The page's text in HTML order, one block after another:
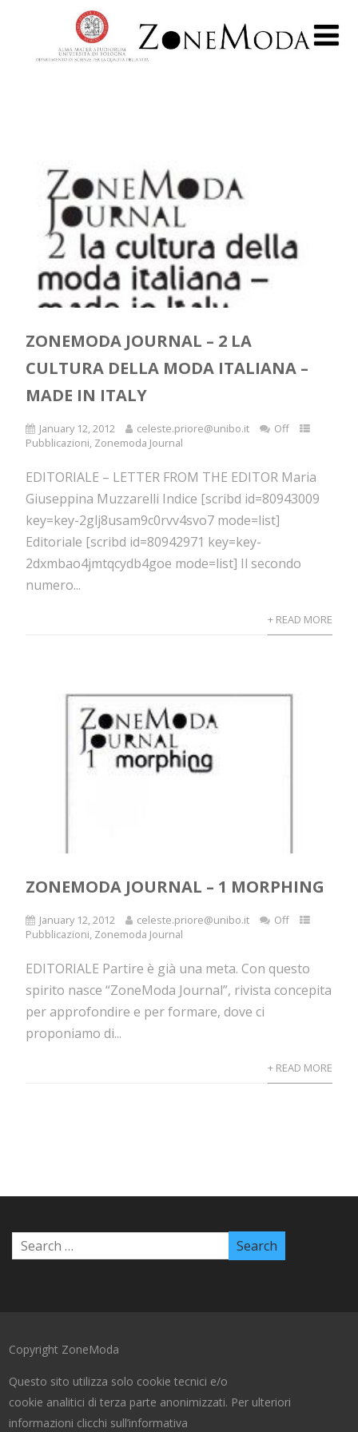
ZONEMODA JOURNAL – 2 LA
CULTURA DELLA MODA ITALIANA –
MADE IN ITALY
January 12, 2012 celeste.priore@unibo.it
Off
Pubblicazioni, Zonemoda Journal
EDITORIALE – LETTER FROM THE EDITOR Maria
Giuseppina Muzzarelli Indice [scribd id=80943009
key=key-2glj8usam9c0rvv4svo7 mode=list]
Editoriale [scribd id=80942971 key=key-
2dxmbao4jmtqcydb4goe mode=list] Il secondo
numero...
+ READ MORE
ZONEMODA JOURNAL – 1 MORPHING
January 12, 2012 celeste.priore@unibo.it
Off
Pubblicazioni, Zonemoda Journal
EDITORIALE Partire è già una meta. Con questo
spirito nasce “ZoneModa Journal”, rivista concepita
per approfondire e per formare, dove ci
proponiamo di...
+ READ MORE
Copyright ZoneModa
Questo sito utilizza solo cookie tecnici e/o
cookie analitici di terza parte anonimizzati. Per ulteriori
informazioni clicchi sull’informativa